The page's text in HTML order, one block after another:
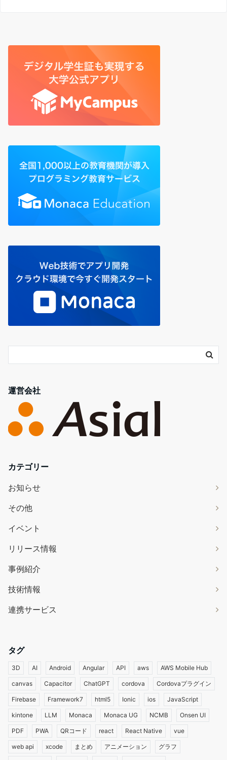
運営会社
カテゴリー
お知らせ
その他
イベント
リリース情報
事例紹介
技術情報
連携サービス
タグ
3D AI Android Angular API aws AWS Mobile Hub
canvas Capacitor ChatGPT cordova Cordovaプラグイン
Firebase Framework7 html5 Ionic ios JavaScript
kintone LLM Monaca Monaca UG NCMB Onsen UI
PDF PWA QRコード react React Native vue
web api xcode まとめ アニメーション グラフ